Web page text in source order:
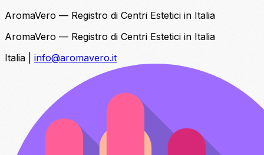
AromaVero — Registro di Centri Estetici in Italia
AromaVero — Registro di Centri Estetici in Italia
Italia
info@aromavero.it